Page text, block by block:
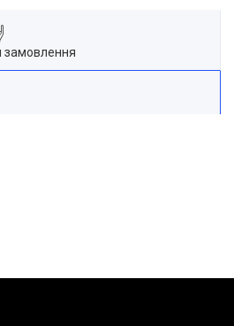
замовлення